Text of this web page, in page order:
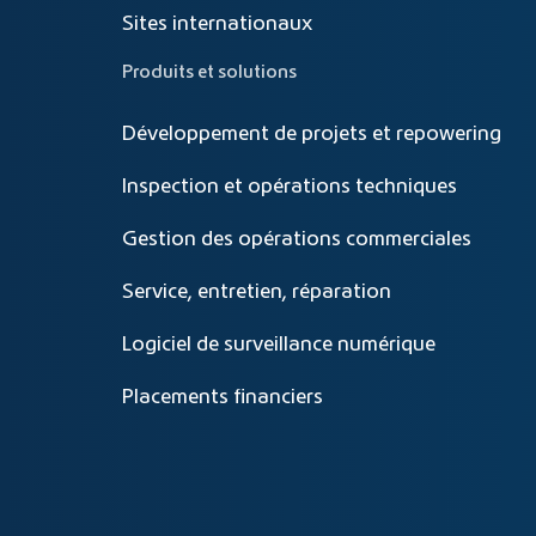
Sites internationaux
Produits et solutions
Développement de projets et repowering
Inspection et opérations techniques
Gestion des opérations commerciales
Service, entretien, réparation
Logiciel de surveillance numérique
Placements financiers